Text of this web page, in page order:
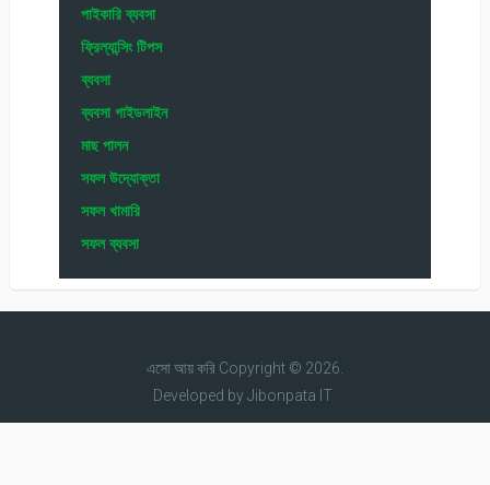
পাইকারি ব্যবসা
ফ্রিল্যান্সিং টিপস
ব্যবসা
ব্যবসা গাইডলাইন
মাছ পালন
সফল উদ্যোক্তা
সফল খামারি
সফল ব্যবসা
এসো আয় করিCopyright © 2026.
Developed byJibonpata IT